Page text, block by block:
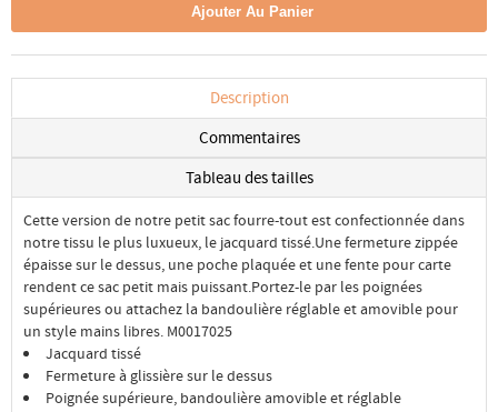
Description
Commentaires
Tableau des tailles
Cette version de notre petit sac fourre-tout est confectionnée dans
notre tissu le plus luxueux, le jacquard tissé.Une fermeture zippée
épaisse sur le dessus, une poche plaquée et une fente pour carte
rendent ce sac petit mais puissant.Portez-le par les poignées
supérieures ou attachez la bandoulière réglable et amovible pour
un style mains libres. M0017025
Jacquard tissé
Fermeture à glissière sur le dessus
Poignée supérieure, bandoulière amovible et réglable